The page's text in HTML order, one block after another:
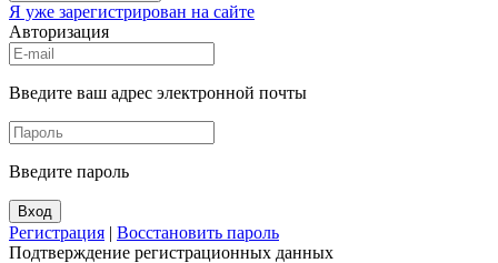
Я уже зарегистрирован на сайте
Авторизация
Введите ваш адрес электронной почты
Введите пароль
Вход
Регистрация | Восстановить пароль
Подтверждение регистрационных данных